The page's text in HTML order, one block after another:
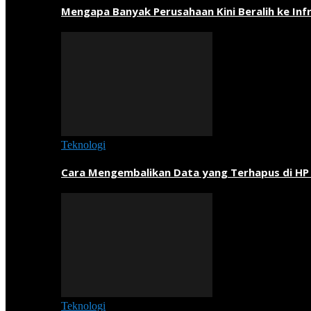
Mengapa Banyak Perusahaan Kini Beralih ke
Teknologi
Cara Mengembalikan Data yang Terhapus di
Teknologi